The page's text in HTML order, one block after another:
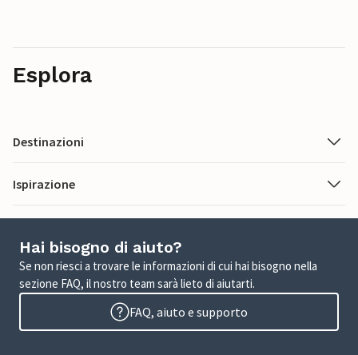
Esplora
Destinazioni
Ispirazione
Hai bisogno di aiuto?
Se non riesci a trovare le informazioni di cui hai bisogno nella
sezione FAQ, il nostro team sarà lieto di aiutarti.
FAQ, aiuto e supporto